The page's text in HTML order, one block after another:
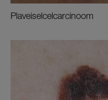
Plaveiselcelcarcinoom